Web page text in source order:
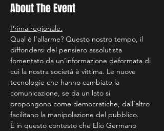
About The Event
Prima regionale.
Qual è l’allarme? Questo nostro tempo, il
diffondersi del pensiero assolutista
fomentato da un’informazione deformata di
cui la nostra società è vittima. Le nuove
tecnologie che hanno cambiato la
comunicazione, se da un lato si
propongono come democratiche, dall’altro
facilitano la manipolazione del pubblico.
È in questo contesto che Elio Germano